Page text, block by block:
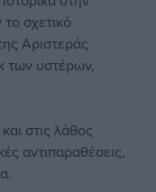
σχετικό
Αριστεράς
των υστέρων,
στις λάθος
αντιπαραθέσεις,